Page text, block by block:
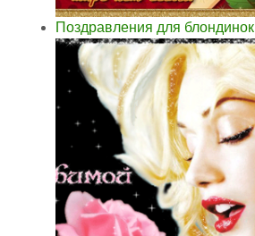
Поздравления для блондинок